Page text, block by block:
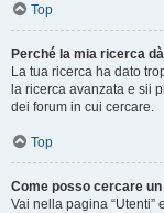
Top
Perché la mia ricerca
La tua ricerca ha dato
la ricerca avanzata e sii
dei forum in cui cercare.
Top
Come posso cercare
Vai nella pagina “Utenti”